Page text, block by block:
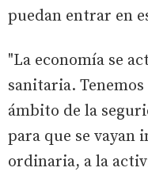
puedan entrar en
"La economía se
sanitaria.
ámbito de la
para que se vayan
ordinaria, a la